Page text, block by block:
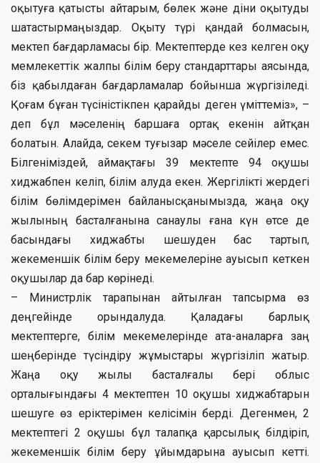
оқытуға қатысты айтарым, бөлек және діни оқытуды
шатастырмаңыздар. Оқыту түрі қандай болмасын,
мектеп бағдарламасы бір. Мектептерде кез келген оқу
мемлекеттік жалпы білім беру стандарттары аясында,
біз қабылдаған бағдарламалар бойынша жүргізіледі.
Қоғам бұған түсіністікпен қарайды деген үміттеміз», –
деп бұл мәселенің баршаға ортақ екенін айтқан
болатын. Алайда, секем туғызар мәселе сейілер емес.
Білгеніміздей, аймақтағы 39 мектепте 94 оқушы
хиджабпен келіп, білім алуда екен. Жергілікті жердегі
білім бөлімдерімен байланысқанымызда, жаңа оқу
жылының басталғанына санаулы ғана күн өтсе де
басындағы хиджабты шешуден бас тартып,
жекеменшік білім беру мекемелеріне ауысып кеткен
оқушылар да бар көрінеді.
– Министрлік тарапынан айтылған тапсырма өз
деңгейінде орындалуда. Қаладағы барлық
мектептерге, білім мекемелерінде ата-аналарға заң
шеңберінде түсіндіру жұмыстары жүргізіліп жатыр.
Жаңа оқу жылы басталғалы бері облыс
орталығындағы 4 мектептен 10 оқушы хиджабтарын
шешуге өз еріктерімен келісімін берді. Дегенмен, 2
мектептегі 2 оқушы бұл талапқа қарсылық білдіріп,
жекеменшік білім беру ұйымдарына ауысып кетті.